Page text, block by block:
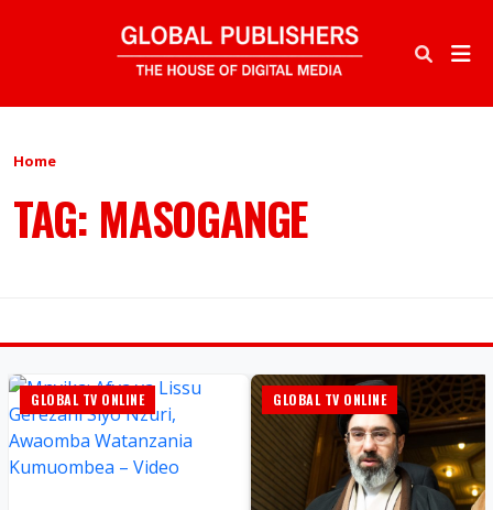
Home
TAG: MASOGANGE
GLOBAL TV ONLINE GLOBAL TV ONLINE